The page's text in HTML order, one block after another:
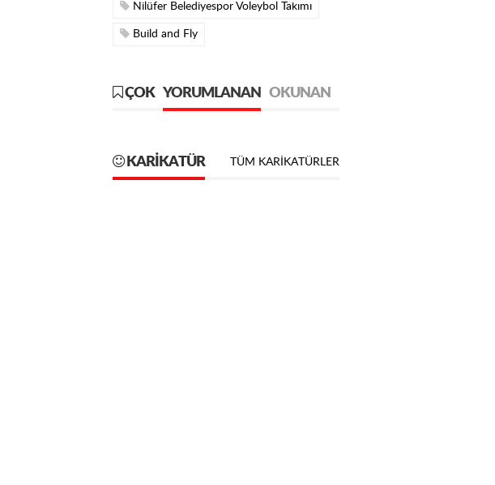
Nilüfer Belediyespor Voleybol Takımı
Build and Fly
ÇOK YORUMLANAN OKUNAN
KARIKATÜR TÜM KARIKATÜRLER